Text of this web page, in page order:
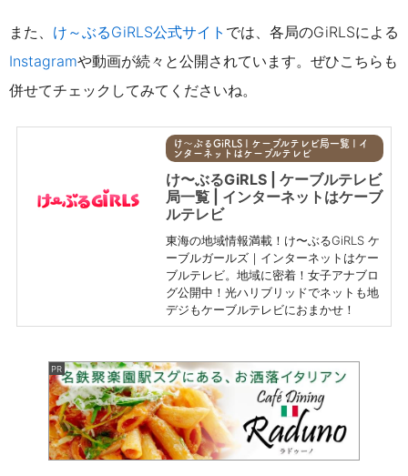
また、 け～ぶるGiRLS公式サイト では、各局のGiRLSによる
Instagramや動画が続々と公開されています。ぜひこちらも
併せてチェックしてみてくださいね。
け〜ぶるGiRLS | ケーブルテレビ局一覧 | イ
ンターネットはケーブルテレビ
け〜ぶるGiRLS | ケーブルテレビ
局一覧 | インターネットはケーブ
ルテレビ
東海の地域情報満載！け〜ぶるGiRLS ケ
ーブルガールズ｜インターネットはケー
ブルテレビ。地域に密着！女子アナブロ
グ公開中！光ハリブリッドでネットも地
デジもケーブルテレビにおまかせ！